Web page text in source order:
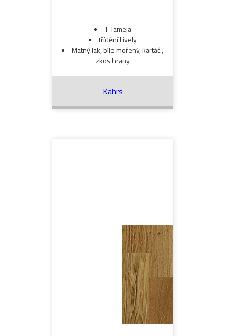
1-lamela
třídění Lively
Matný lak, bíle mořený, kartáč.,
zkos.hrany
Kährs